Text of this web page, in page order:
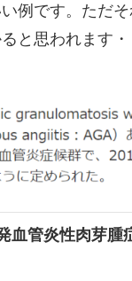
例です。ただ
と思われます・
血管炎性肉芽腫